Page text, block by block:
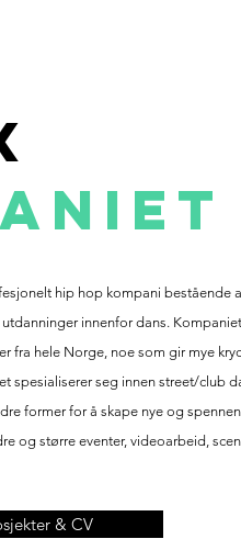
hip hop kompani bestående
innenfor dans.
fra hele Norge, noe som gir mye
spesialiserer seg innen street/club
former for å skape nye og
og større eventer, videoarbeid,
& CV